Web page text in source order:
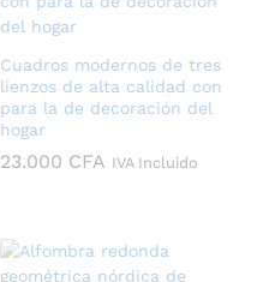
Cuadros modernos de tres
lienzos de alta calidad con
para la de decoración del
hogar
23.000 CFA IVA Incluido